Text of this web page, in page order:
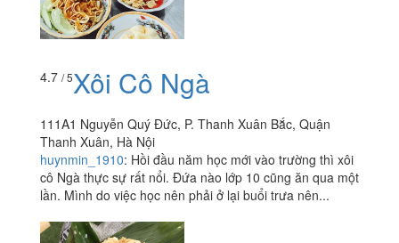
4.7 / 5Xôi Cô Ngà
111A1 Nguyễn Quý Đức, P. Thanh Xuân Bắc, Quận
Thanh Xuân, Hà Nội
huynmin_1910: Hồi đầu năm học mới vào trường thì xôi
cô Ngà thực sự rất nổi. Đứa nào lớp 10 cũng ăn qua một
lần. Mình do việc học nên phải ở lại buổi trưa nên...